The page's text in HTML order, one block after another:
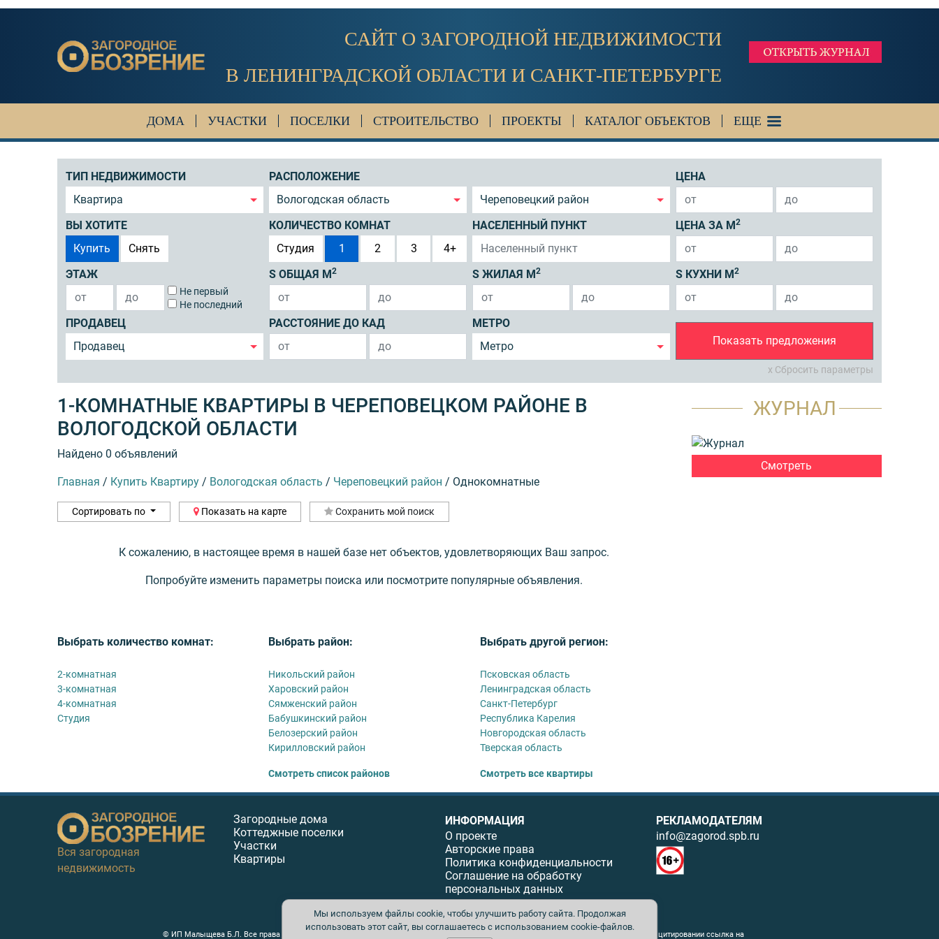
САЙТ О ЗАГОРОДНОЙ НЕДВИЖИМОСТИ
В ЛЕНИНГРАДСКОЙ ОБЛАСТИ И САНКТ-ПЕТЕРБУРГЕ
ДОМА УЧАСТКИ ПОСЕЛКИ СТРОИТЕЛЬСТВО ПРОЕКТЫ КАТАЛОГ ОБЪЕКТОВ ЕЩЕ
ТИП НЕДВИЖИМОСТИ
Квартира
РАСПОЛОЖЕНИЕ
Вологодская область
Череповецкий район
ЦЕНА
ВЫ ХОТИТЕ
Купить
Снять
КОЛИЧЕСТВО КОМНАТ
Студия
1 2 3 4+
НАСЕЛЕННЫЙ ПУНКТ ЦЕНА ЗА М 2
ЭТАЖ
Не первый
Не последний
S ОБЩАЯ М 2 S ЖИЛАЯ М 2 S КУХНИ М 2
ПРОДАВЕЦ
Продавец
РАССТОЯНИЕ ДО КАД
МЕТРО
Метро
Показать предложения
x Сбросить параметры
1-КОМНАТНЫЕ КВАРТИРЫ В ЧЕРЕПОВЕЦКОМ РАЙОНЕ В
ВОЛОГОДСКОЙ ОБЛАСТИ
Найдено 0 объявлений
Главная / Купить Квартиру / Вологодская область / Череповецкий район / Однокомнатные
Сортировать по Показать на карте Сохранить мой поиск
К сожалению, в настоящее время в нашей базе нет объектов, удовлетворяющих Ваш запрос.
Попробуйте изменить параметры поиска или посмотрите популярные объявления.
Выбрать количество комнат:
2-комнатная
3-комнатная
4-комнатная
Студия
Выбрать район:
Никольский район
Харовский район
Сямженский район
Бабушкинский район
Белозерский район
Кирилловский район
Смотреть список районов
Выбрать другой регион:
Псковская область
Ленинградская область
Санкт-Петербург
Республика Карелия
Новгородская область
Тверская область
Смотреть все квартиры
ЖУРНАЛ
Смотреть
Вся загородная
недвижимость
Загородные дома
Коттеджные поселки
Участки
Квартиры
ИНФОРМАЦИЯ
О проекте
Авторские права
Политика конфиденциальности
Соглашение на обработку
персональных данных
РЕКЛАМОДАТЕЛЯМ
info@zagorod.spb.ru
© ИП Малыщева Б.Л. Все права защищены. Перепечатка материалов данного сайта возможна только с письменного разрешения. При цитировании ссылка на
Мы используем файлы cookie, чтобы улучшить работу сайта. Продолжая
использовать этот сайт, вы соглашаетесь с использованием cookie-файлов.